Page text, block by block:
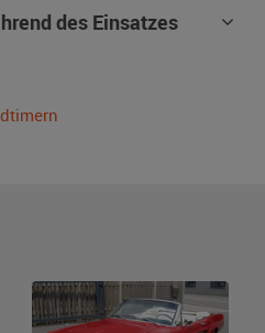
des Einsatzes